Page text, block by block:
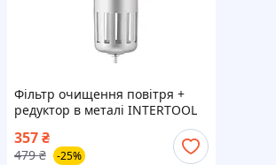
Фільтр очищення повітря +
редуктор в металі INTERTOOL
357₴
479 ₴ -25%